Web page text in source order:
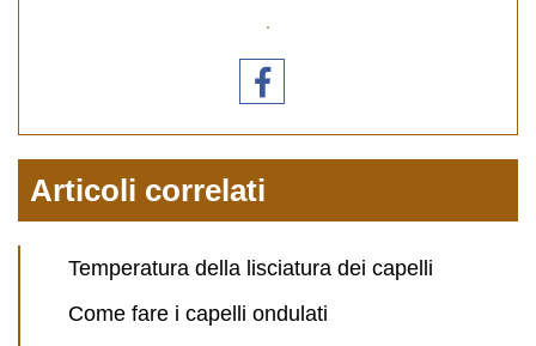
Articoli correlati
Temperatura della lisciatura dei capelli
Come fare i capelli ondulati